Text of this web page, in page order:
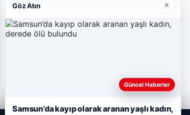
Göz Atın ×
Güncel Haberler
Samsun’da kayıp olarak aranan yaşlı kadın,